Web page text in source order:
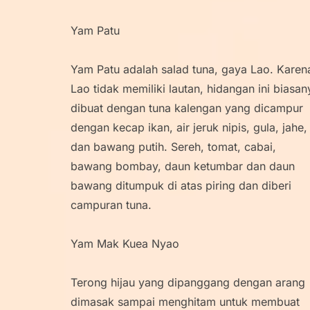
Yam Patu
Yam Patu adalah salad tuna, gaya Lao.
Lao tidak memiliki lautan, hidangan ini
dibuat dengan tuna kalengan yang dicampur
dengan kecap ikan, air jeruk nipis, gula, jahe,
dan bawang putih. Sereh, tomat, cabai,
bawang bombay, daun ketumbar dan daun
bawang ditumpuk di atas piring dan diberi
campuran tuna.
Yam Mak Kuea Nyao
Terong hijau yang dipanggang dengan arang
dimasak sampai menghitam untuk membuat